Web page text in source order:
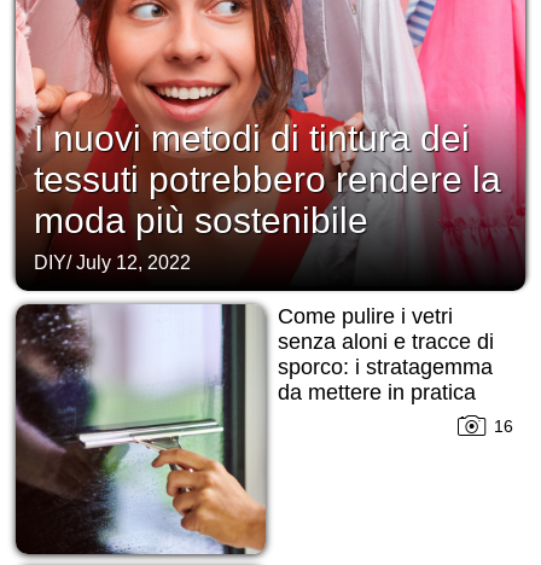
I nuovi metodi di tintura dei
tessuti potrebbero rendere la
moda più sostenibile
DIY/July 12, 2022
Come pulire i vetri
senza aloni e tracce di
sporco: i stratagemma
da mettere in pratica
16